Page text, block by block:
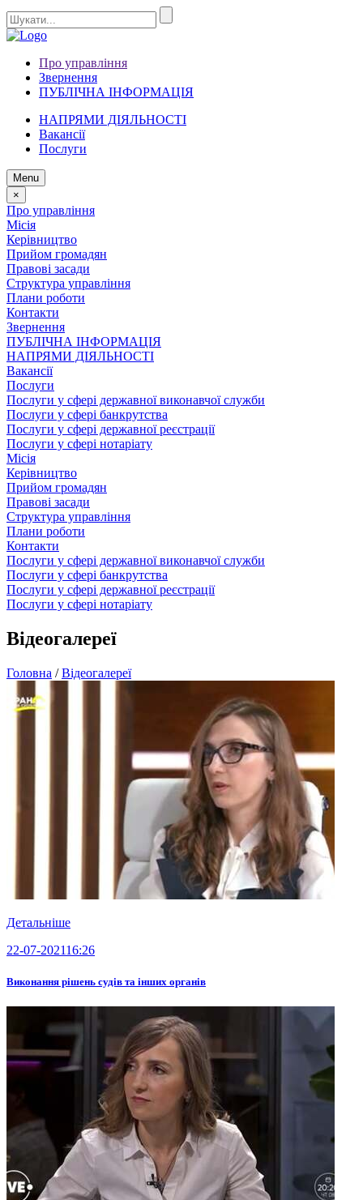
Про управління
Звернення
ПУБЛІЧНА ІНФОРМАЦІЯ
НАПРЯМИ ДІЯЛЬНОСТІ
Вакансії
Послуги
Menu
×
Про управління
Місія
Керівництво
Прийом громадян
Правові засади
Структура управління
Плани роботи
Контакти
Звернення
ПУБЛІЧНА ІНФОРМАЦІЯ
НАПРЯМИ ДІЯЛЬНОСТІ
Вакансії
Послуги
Послуги у сфері державної виконавчої служби
Послуги у сфері банкрутства
Послуги у сфері державної реєстрації
Послуги у сфері нотаріату
Місія
Керівництво
Прийом громадян
Правові засади
Структура управління
Плани роботи
Контакти
Послуги у сфері державної виконавчої служби
Послуги у сфері банкрутства
Послуги у сфері державної реєстрації
Послуги у сфері нотаріату
Відеогалереї
Головна /Відеогалереї
Детальніше
22-07-202116:26
Виконання рішень судів та інших органів